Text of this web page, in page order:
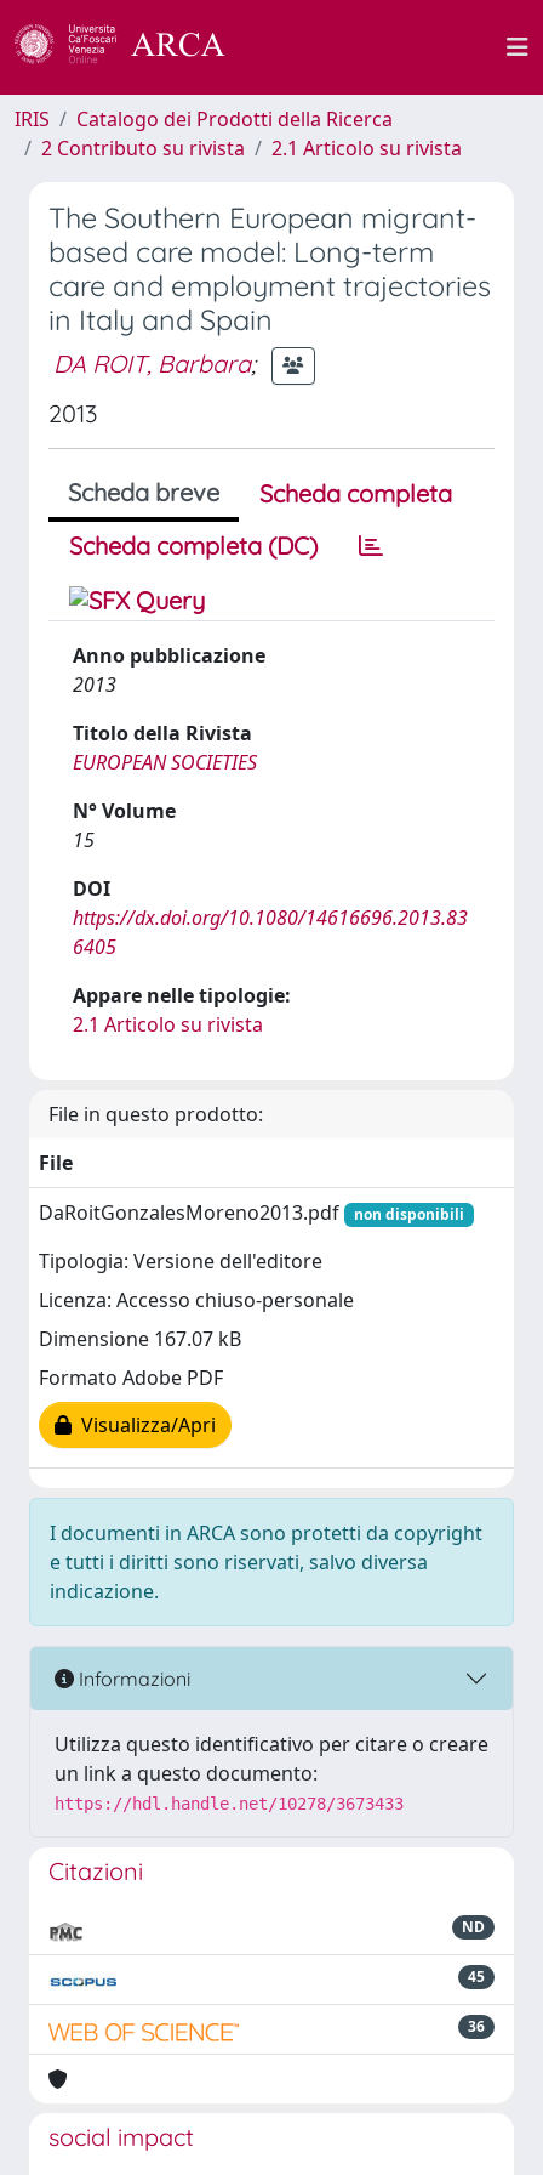
IRIS
Catalogo dei Prodotti della Ricerca
2 Contributo su rivista
2.1 Articolo su rivista
The Southern European migrant-
based care model: Long-term
care and employment trajectories
in Italy and Spain
DA ROIT, Barbara;
2013
Scheda breve
Scheda completa
Scheda completa (DC)
Anno pubblicazione
2013
Titolo della Rivista
EUROPEAN SOCIETIES
N° Volume
15
DOI
https://dx.doi.org/10.1080/14616696.2013.83
6405
Appare nelle tipologie:
2.1 Articolo su rivista
File in questo prodotto:
File
DaRoitGonzalesMoreno2013.pdf
non disponibili
Tipologia: Versione dell'editore
Licenza: Accesso chiuso-personale
Dimensione 167.07 kB
Formato Adobe PDF
Visualizza/Apri
I documenti in ARCA sono protetti da copyright
e tutti i diritti sono riservati, salvo diversa
indicazione.
Informazioni
Utilizza questo identificativo per citare o creare
un link a questo documento:
https://hdl.handle.net/10278/3673433
Citazioni
ND
45
36
social impact